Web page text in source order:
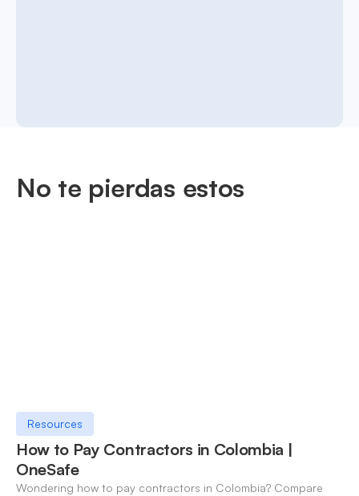
No te pierdas estos
Resources
How to Pay Contractors in Colombia |
OneSafe
Wondering how to pay contractors in Colombia? Compare